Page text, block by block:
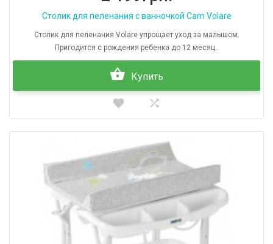
Столик для пеленания с ванночкой Cam Volare
Столик для пеленания Volare упрощает уход за малышом.
Пригодится с рождения ребенка до 12 месяц..
Купить